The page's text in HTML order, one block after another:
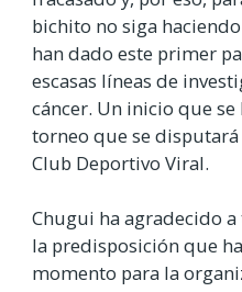
bichito no siga
han dado este primer
escasas líneas de
cáncer. Un inicio que
torneo que se
Club Deportivo Viral.
Chugui ha agradecido
la predisposición que
momento para la